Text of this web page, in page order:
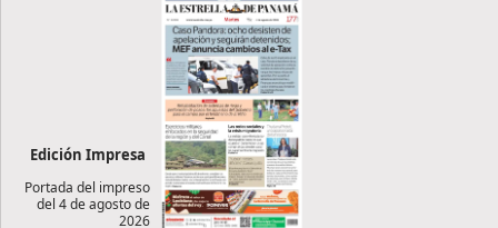
Edición Impresa
Portada del impreso
del 4 de agosto de
2026